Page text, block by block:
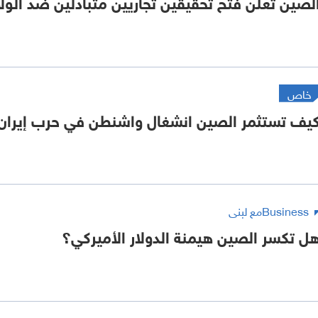
خاص
تستثمر الصين انشغال واشنطن في حرب
Businessمع لبنى
تكسر الصين هيمنة الدولار الأميركي؟